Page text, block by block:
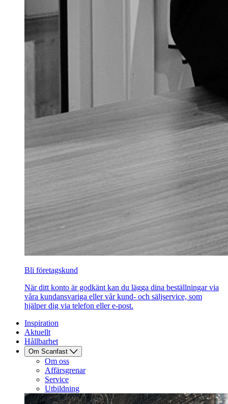
Bli företagskund
När ditt konto är godkänt kan du lägga dina beställningar via
våra kundansvariga eller vår kund- och säljservice, som
hjälper dig via telefon eller e-post.
Inspiration
Aktuellt
Hållbarhet
Om Scanfast
Om oss
Affärsgrenar
Service
Utbildning